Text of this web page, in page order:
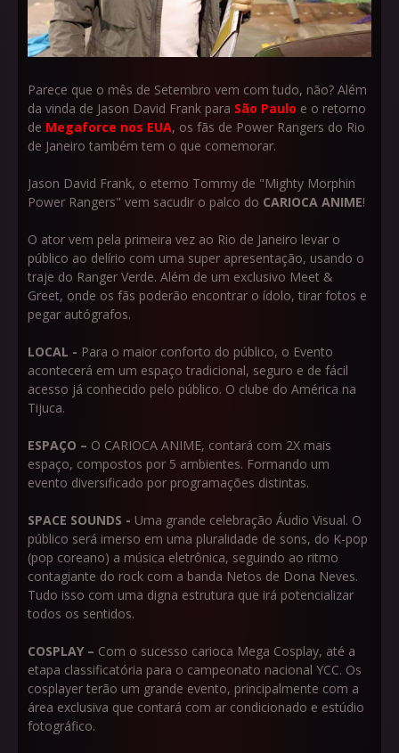
Parece que o mês de Setembro vem com tudo, não? Além
da vinda de Jason David Frank para São Paulo e o retorno
de Megaforce nos EUA, os fãs de Power Rangers do Rio
de Janeiro também tem o que comemorar.
Jason David Frank, o eterno Tommy de "Mighty Morphin
Power Rangers" vem sacudir o palco do CARIOCA ANIME!
O ator vem pela primeira vez ao Rio de Janeiro levar o
público ao delírio com uma super apresentação, usando o
traje do Ranger Verde. Além de um exclusivo Meet &
Greet, onde os fãs poderão encontrar o ídolo, tirar fotos e
pegar autógrafos.
LOCAL - Para o maior conforto do público, o Evento
acontecerá em um espaço tradicional, seguro e de fácil
acesso já conhecido pelo público. O clube do América na
Tijuca.
ESPAÇO – O CARIOCA ANIME, contará com 2X mais
espaço, compostos por 5 ambientes. Formando um
evento diversificado por programações distintas.
SPACE SOUNDS - Uma grande celebração Áudio Visual. O
público será imerso em uma pluralidade de sons, do K-pop
(pop coreano) a música eletrônica, seguindo ao ritmo
contagiante do rock com a banda Netos de Dona Neves.
Tudo isso com uma digna estrutura que irá potencializar
todos os sentidos.
COSPLAY – Com o sucesso carioca Mega Cosplay, até a
etapa classificatória para o campeonato nacional YCC. Os
cosplayer terão um grande evento, principalmente com a
área exclusiva que contará com ar condicionado e estúdio
fotográfico.